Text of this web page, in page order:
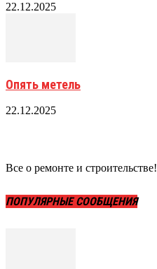
22.12.2025
Опять метель
22.12.2025
Все о ремонте и строительстве!
ПОПУЛЯРНЫЕ СООБЩЕНИЯ